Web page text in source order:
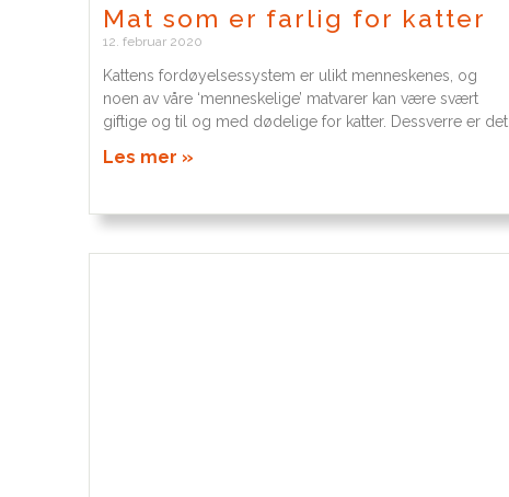
Mat som er farlig for katter
12. februar 2020
Kattens fordøyelsessystem er ulikt menneskenes, og
noen av våre ‘menneskelige’ matvarer kan være svært
giftige og til og med dødelige for katter. Dessverre er det
Les mer »